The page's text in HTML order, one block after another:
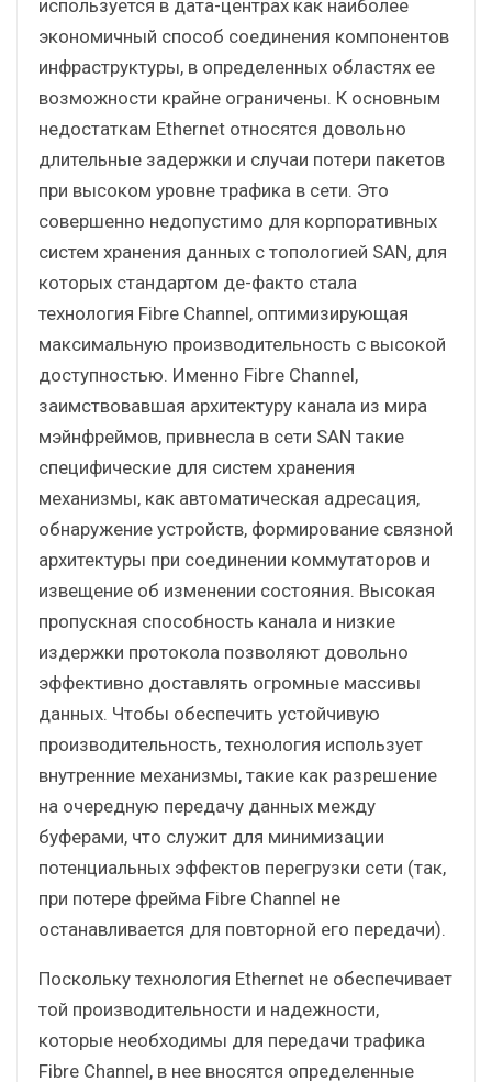
используется в дата-центрах как наиболее
экономичный способ соединения компонентов
инфраструктуры, в определенных областях ее
возможности крайне ограничены. К основным
недостаткам Ethernet относятся довольно
длительные задержки и случаи потери пакетов
при высоком уровне трафика в сети. Это
совершенно недопустимо для корпоративных
систем хранения данных с топологией SAN, для
которых стандартом де-факто стала
технология Fibre Channel, оптимизирующая
максимальную производительность с высокой
доступностью. Именно Fibre Channel,
заимствовавшая архитектуру канала из мира
мэйнфреймов, привнесла в сети SAN такие
специфические для систем хранения
механизмы, как автоматическая адресация,
обнаружение устройств, формирование связной
архитектуры при соединении коммутаторов и
извещение об изменении состояния. Высокая
пропускная способность канала и низкие
издержки протокола позволяют довольно
эффективно доставлять огромные массивы
данных. Чтобы обеспечить устойчивую
производительность, технология использует
внутренние механизмы, такие как разрешение
на очередную передачу данных между
буферами, что служит для минимизации
потенциальных эффектов перегрузки сети (так,
при потере фрейма Fibre Channel не
останавливается для повторной его передачи).
Поскольку технология Ethernet не обеспечивает
той производительности и надежности,
которые необходимы для передачи трафика
Fibre Channel, в нее вносятся определенные